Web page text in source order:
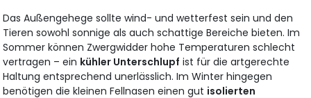
Das Außengehege sollte wind- und wetterfest sein und den
Tieren sowohl sonnige als auch schattige Bereiche bieten. Im
Sommer können Zwergwidder hohe Temperaturen schlecht
vertragen – ein kühler Unterschlupf ist für die artgerechte
Haltung entsprechend unerlässlich. Im Winter hingegen
benötigen die kleinen Fellnasen einen gut isolierten